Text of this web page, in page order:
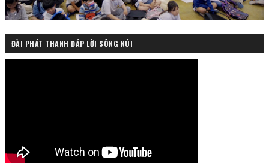
ĐÀI PHÁT THANH ĐÁP LỜI SÔNG NÚI